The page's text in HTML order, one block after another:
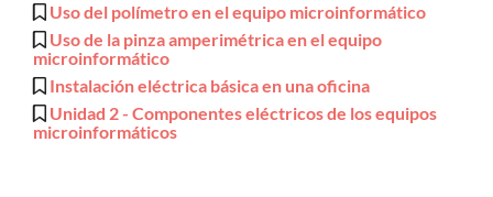
Uso del polímetro en el equipo microinformático
Uso de la pinza amperimétrica en el equipo
microinformático
Instalación eléctrica básica en una oficina
Unidad 2 - Componentes eléctricos de los equipos
microinformáticos